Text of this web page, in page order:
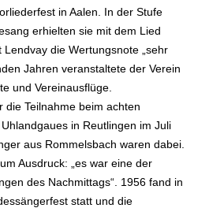
in Aalen. In der Stufe
erhielten sie mit dem Lied
Lendvay die Wertungsnote „sehr
Jahren veranstaltete der Verein
und Vereinausflüge.
die Teilnahme beim achten
in Reutlingen im Juli
aus Rommelsbach waren dabei.
Ausdruck: „es war eine der
des Nachmittags“. 1956 fand in
statt und die